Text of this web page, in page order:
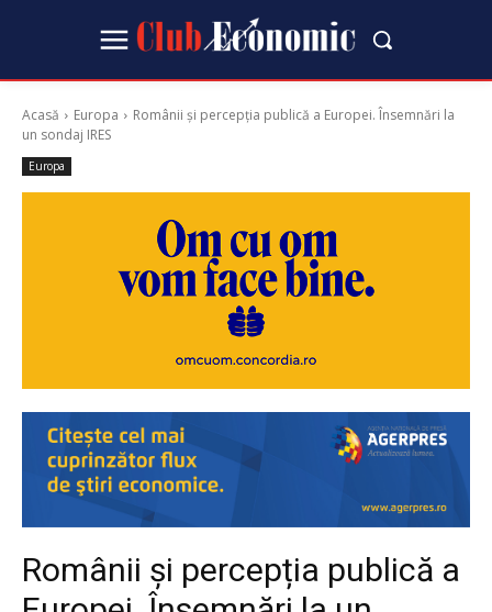
Acasă Europa
Românii și percepția publică a Europei. Însemnări la
un sondaj IRES
Europa
Românii și percepția publică a